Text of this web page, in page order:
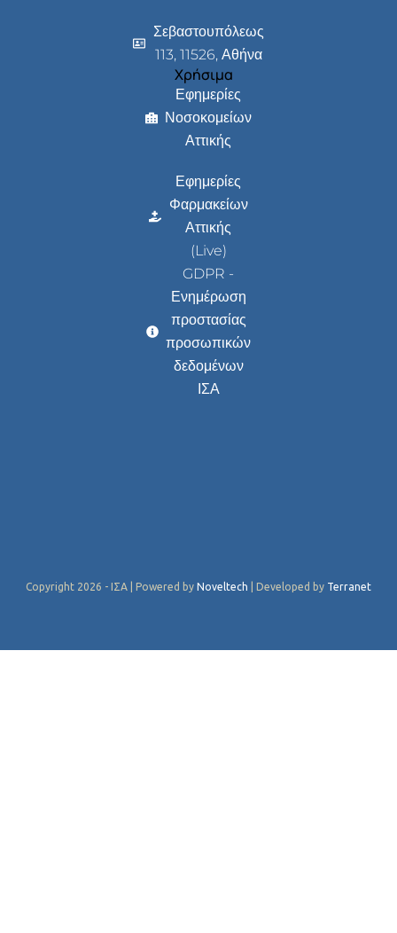
Σεβαστουπόλεως
113, 11526, Αθήνα
Χρήσιμα
Εφημερίες
Νοσοκομείων
Αττικής
Εφημερίες
Φαρμακείων
Αττικής
(Live)
GDPR -
Ενημέρωση
προστασίας
προσωπικών
δεδομένων
ΙΣΑ
Copyright 2026 - ΙΣΑ | Powered by Noveltech | Developed by Terranet